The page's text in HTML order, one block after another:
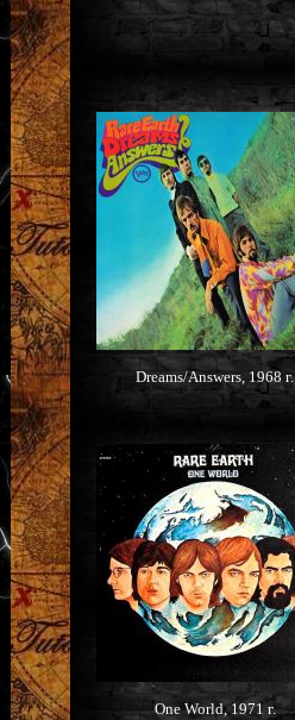
Dreams/Answers, 1968 г.
One World, 1971 г.